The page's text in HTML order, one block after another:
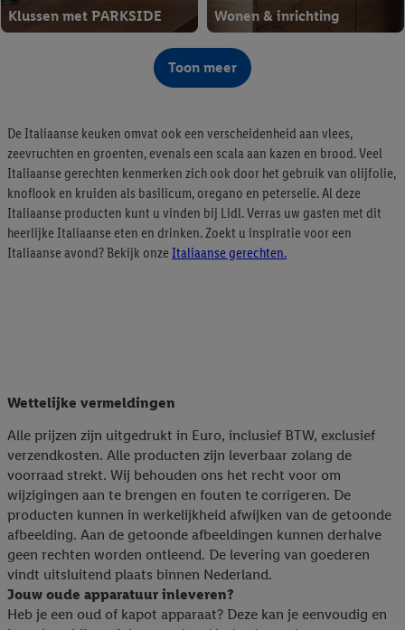
Klussen met PARKSIDE Wonen & inrichting
vanaf WO 05/08
Élke dag zomerse deals
20% korting op alle
gereedschapkoffers & sets
Toon meer
De Italiaanse keuken omvat ook een verscheidenheid aan vlees,
zeevruchten en groenten, evenals een scala aan kazen en brood. Veel
Italiaanse gerechten kenmerken zich ook door het gebruik van olijfolie,
knoflook en kruiden als basilicum, oregano en peterselie. Al deze
Italiaanse producten kunt u vinden bij Lidl. Verras uw gasten met dit
heerlijke Italiaanse eten en drinken. Zoekt u inspiratie voor een
Italiaanse avond? Bekijk onze Italiaanse gerechten.
Wettelijke vermeldingen
Alle prijzen zijn uitgedrukt in Euro, inclusief BTW, exclusief
verzendkosten. Alle producten zijn leverbaar zolang de
voorraad strekt. Wij behouden ons het recht voor om
wijzigingen aan te brengen en fouten te corrigeren. De
producten kunnen in werkelijkheid afwijken van de getoonde
afbeelding. Aan de getoonde afbeeldingen kunnen derhalve
geen rechten worden ontleend. De levering van goederen
vindt uitsluitend plaats binnen Nederland.
Jouw oude apparatuur inleveren?
Heb je een oud of kapot apparaat? Deze kan je eenvoudig en